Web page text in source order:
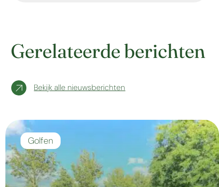
Gerelateerde berichten
Bekijk alle nieuwsberichten
Golfen